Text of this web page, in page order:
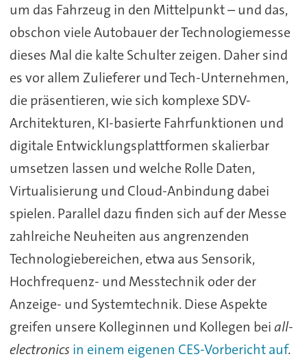
um das Fahrzeug in den Mittelpunkt – und das,
obschon viele Autobauer der Technologiemesse
dieses Mal die kalte Schulter zeigen. Daher sind
es vor allem Zulieferer und Tech-Unternehmen,
die präsentieren, wie sich komplexe SDV-
Architekturen, KI-basierte Fahrfunktionen und
digitale Entwicklungsplattformen skalierbar
umsetzen lassen und welche Rolle Daten,
Virtualisierung und Cloud-Anbindung dabei
spielen. Parallel dazu finden sich auf der Messe
zahlreiche Neuheiten aus angrenzenden
Technologiebereichen, etwa aus Sensorik,
Hochfrequenz- und Messtechnik oder der
Anzeige- und Systemtechnik. Diese Aspekte
greifen unsere Kolleginnen und Kollegen beiall-
electronics in einem eigenen CES-Vorbericht auf.